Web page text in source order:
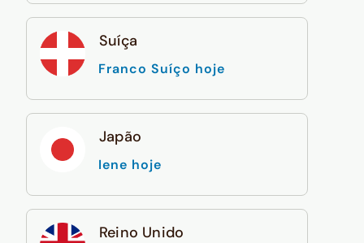
Suíça
Franco Suíço hoje
Japão
Iene hoje
Reino Unido